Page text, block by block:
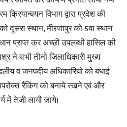
विभाग द्वारा प्रदेश की
दूसरा स्थान, मीरजापुर को 5वा स्थान
प्राप्त कर अच्छी उपलब्धी हासिल की
ने सभी तीनो जिलाधिकारी मुख्य
व जनपदीय अधिकारियो को बधाई
रैंकिंग को बनाये रखने एवं और
में तेजी लायी जाये।